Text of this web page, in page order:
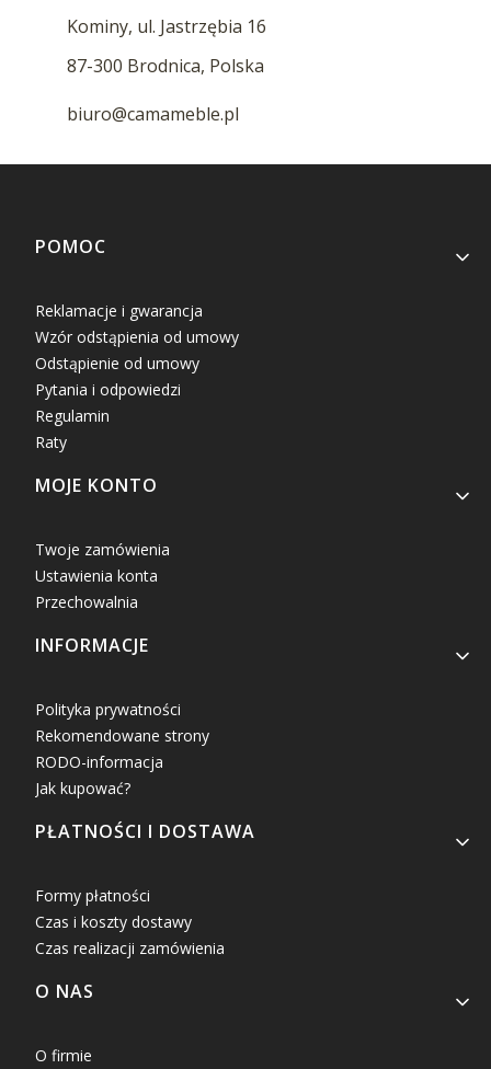
Kominy, ul. Jastrzębia 16
87-300 Brodnica, Polska
biuro@camameble.pl
Linki w stopce
POMOC
Reklamacje i gwarancja
Wzór odstąpienia od umowy
Odstąpienie od umowy
Pytania i odpowiedzi
Regulamin
Raty
MOJE KONTO
Twoje zamówienia
Ustawienia konta
Przechowalnia
INFORMACJE
Polityka prywatności
Rekomendowane strony
RODO-informacja
Jak kupować?
PŁATNOŚCI I DOSTAWA
Formy płatności
Czas i koszty dostawy
Czas realizacji zamówienia
O NAS
O firmie